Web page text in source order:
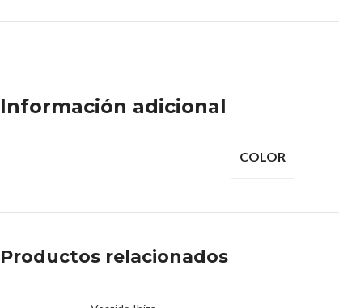
Información adicional
COLOR
Productos relacionados